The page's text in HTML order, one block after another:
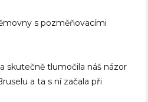
s pozměňovacími
skutečně tlumočila náš názor
a ta s ní začala při